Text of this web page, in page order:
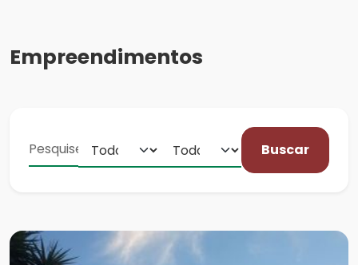
Empreendimentos
Buscar